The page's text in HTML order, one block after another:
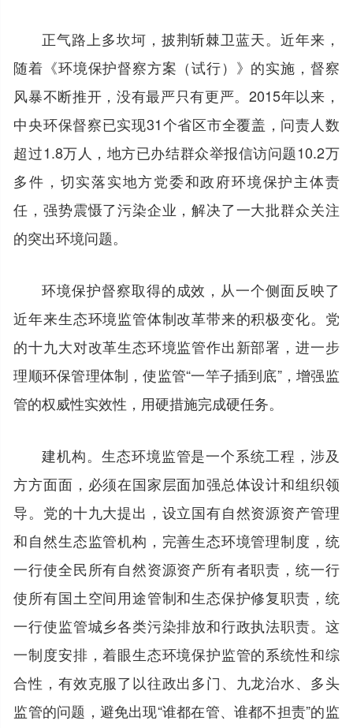
正气路上多坎坷，披荆斩棘卫蓝天。近年来，
随着《环境保护督察方案（试行）》的实施，督察
风暴不断推开，没有最严只有更严。2015年以来，
中央环保督察已实现31个省区市全覆盖，问责人数
超过1.8万人，地方已办结群众举报信访问题10.2万
多件，切实落实地方党委和政府环境保护主体责
任，强势震慑了污染企业，解决了一大批群众关注
的突出环境问题。
环境保护督察取得的成效，从一个侧面反映了
近年来生态环境监管体制改革带来的积极变化。党
的十九大对改革生态环境监管作出新部署，进一步
理顺环保管理体制，使监管“一竿子插到底”，增强监
管的权威性实效性，用硬措施完成硬任务。
建机构。生态环境监管是一个系统工程，涉及
方方面面，必须在国家层面加强总体设计和组织领
导。党的十九大提出，设立国有自然资源资产管理
和自然生态监管机构，完善生态环境管理制度，统
一行使全民所有自然资源资产所有者职责，统一行
使所有国土空间用途管制和生态保护修复职责，统
一行使监管城乡各类污染排放和行政执法职责。这
一制度安排，着眼生态环境保护监管的系统性和综
合性，有效克服了以往政出多门、九龙治水、多头
监管的问题，避免出现“谁都在管、谁都不担责”的监